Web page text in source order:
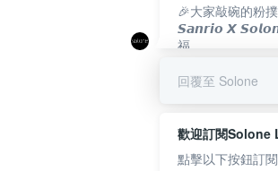
🎉大家敲碗的粉
𝙎𝙖𝙣𝙧𝙞𝙤 𝙓
福
回覆至 Solone
歡迎訂閱Solone
點擊以下按鈕訂